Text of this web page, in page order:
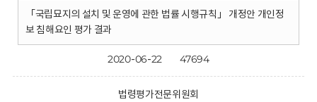
「국립묘지의 설치 및 운영에 관한 법률 시행규칙」 개정안 개인정
보 침해요인 평가 결과
2020-06-22 47694
법령평가전문위원회